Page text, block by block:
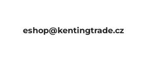
eshop@kentingtrade.cz